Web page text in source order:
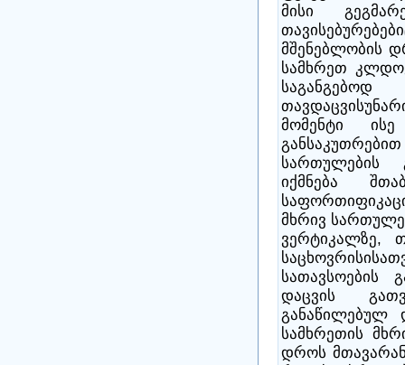
მისი
მშენებლობის
სამხრეთ
მომენტი
სართულების
იქმნება
მხრივ
ვერტიკალზე,
სათავსოების
დაცვის
განაწილებულ
სამხრეთის
დროს